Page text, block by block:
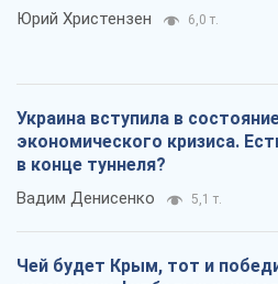
Юрий Христензен 6,0 т.
Украина вступила в
экономического кризиса.
в конце туннеля?
Вадим Денисенко 5,1 т.
Чей будет Крым, тот и